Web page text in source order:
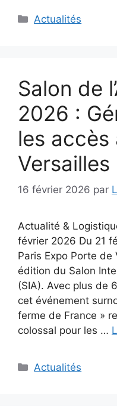
Catégories
Actualités
Salon de
2026 :
les accès
Versailles
16 février 2026 par
Actualité &
février 2026 Du 21
Paris Expo Porte de
édition du Salon
(SIA). Avec plus de
cet événement
ferme de France »
colossal pour les …
Catégories
Actualités